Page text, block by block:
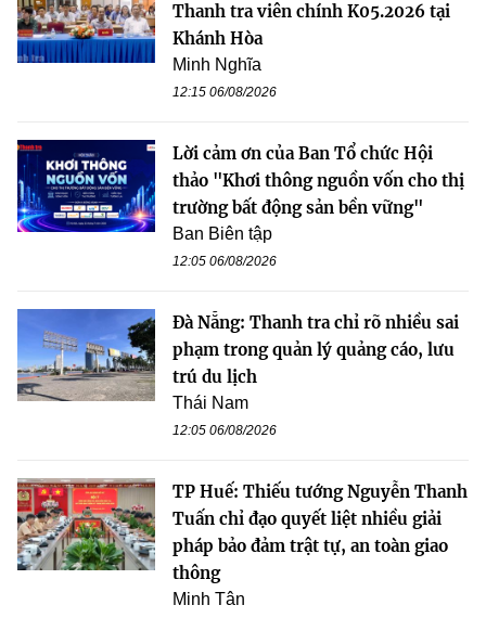
Thanh tra viên chính K05.2026 tại
Khánh Hòa
Minh Nghĩa
12:15 06/08/2026
Lời cảm ơn của Ban Tổ chức Hội
thảo "Khơi thông nguồn vốn cho thị
trường bất động sản bền vững"
Ban Biên tập
12:05 06/08/2026
Đà Nẵng: Thanh tra chỉ rõ nhiều sai
phạm trong quản lý quảng cáo, lưu
trú du lịch
Thái Nam
12:05 06/08/2026
TP Huế: Thiếu tướng Nguyễn Thanh
Tuấn chỉ đạo quyết liệt nhiều giải
pháp bảo đảm trật tự, an toàn giao
thông
Minh Tân